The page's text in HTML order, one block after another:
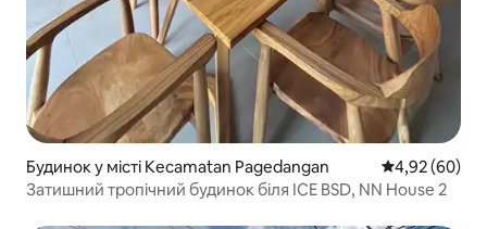
Будинок у місті Kecamatan Pagedangan Середня
4,92 (60)
Затишний тропічний будинок біля ICE BSD, NN House 2